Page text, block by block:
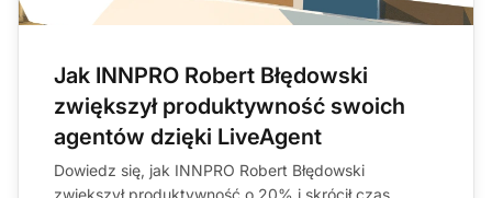
Jak INNPRO Robert Błędowski
zwiększył produktywność swoich
agentów dzięki LiveAgent
Dowiedz się, jak INNPRO Robert Błędowski
zwiększył produktywność o 20% i skrócił czas